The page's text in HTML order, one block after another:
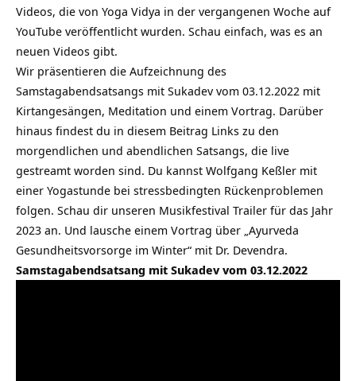
Videos, die von Yoga Vidya in der vergangenen Woche auf
YouTube veröffentlicht wurden. Schau einfach, was es an
neuen Videos gibt.
Wir präsentieren die Aufzeichnung des
Samstagabendsatsangs mit Sukadev vom 03.12.2022 mit
Kirtangesängen, Meditation und einem Vortrag. Darüber
hinaus findest du in diesem Beitrag Links zu den
morgendlichen und abendlichen Satsangs, die live
gestreamt worden sind. Du kannst Wolfgang Keßler mit
einer Yogastunde bei stressbedingten Rückenproblemen
folgen. Schau dir unseren Musikfestival Trailer für das Jahr
2023 an. Und lausche einem Vortrag über „Ayurveda
Gesundheitsvorsorge im Winter“ mit Dr. Devendra.
Samstagabendsatsang mit Sukadev vom 03.12.2022